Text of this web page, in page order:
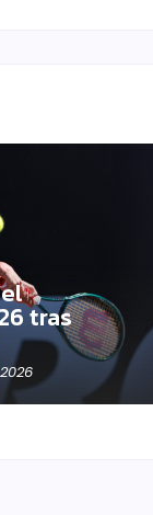
tras